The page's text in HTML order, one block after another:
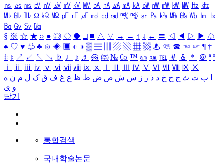
㎱ ㎲ ㎳ ㎴ ㎵ ㎶ ㎷ ㎸ ㎹ ㎀ ㎁ ㎂ ㎃ ㎄ ㎺ ㎻ ㎽ ㎾ ㎿ ㎐ ㎑
㎒ ㎓ ㎔ Ω ㏀ ㏁ ㎊ ㎋ ㎌ ㏖ ㏅ ㎭ ㎮ ㎯ ㏛ ㎩ ㎪ ㎫ ㎬ ㏝ ㏐
㏓
㏃ ㏉ ㏜ ㏆
§ ※ ☆ ★ ○ ● ◎ ◇ ◆ □ ■ △ ▽ → ← ↑ ↓ ↔ 〓 ◁ ◀ ▷ ▶ ♤
♠ ♡ ♥ ♧ ♣ ⊙ ◈ ▣ ◐ ◑ ▒ ▤ ▨ ▧ ▦ ▩ ♨ ☏ ☎ ☜ ☞ ¶ †
‡ ↕ ↗ ↙ ↖ ↘ ♭ ♩ ♪ ♬ ㉿ ㈜ № ㏇ ™ ㏂ ㏘ ℡ ＃ ＆ ＊ ＠ ª º
ⅰ
ⅱ ⅲ ⅳ ⅴ ⅵ ⅶ ⅷ ⅸ ⅹ Ⅳ Ⅴ Ⅵ Ⅶ Ⅷ Ⅸ Ⅹ
ب ت ث ج ح خ د ذ ر ز س ش ص ض ط ظ ع غ ف ق ک ل م ن ه
و ی
닫기
통합검색
국내학술논문